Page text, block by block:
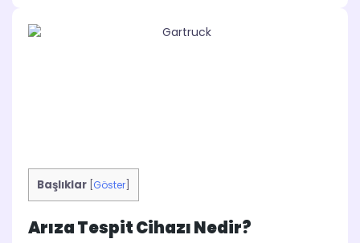
Başlıklar Göster
Arıza Tespit Cihazı Nedir?